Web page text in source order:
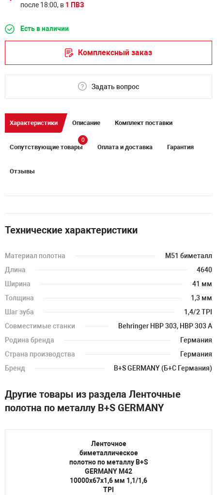
после 18:00, в 1 ПВЗ
Есть в наличии
Комплексный заказ
Задать вопрос
Характеристики Описание Комплект поставки
Сопутствующие товары
0
Оплата и доставка Гарантия
Отзывы
Технические характеристики
Материал полотна
M51 биметалл
Длина
4640
Ширина
41 мм
Толщина
1,3 мм
Шаг зуба
1,4/2 TPI
Совместимые станки
Behringer HBP 303, HBP 303 A
Родина бренда
Германия
Страна производства
Германия
Бренд
B+S GERMANY (Б+С Германия)
Другие товары из раздела Ленточные
полотна по металлу B+S GERMANY
Ленточное
биметаллическое
полотно по металлу B+S
GERMANY M42
10000х67х1,6 мм 1,1/1,6
TPI